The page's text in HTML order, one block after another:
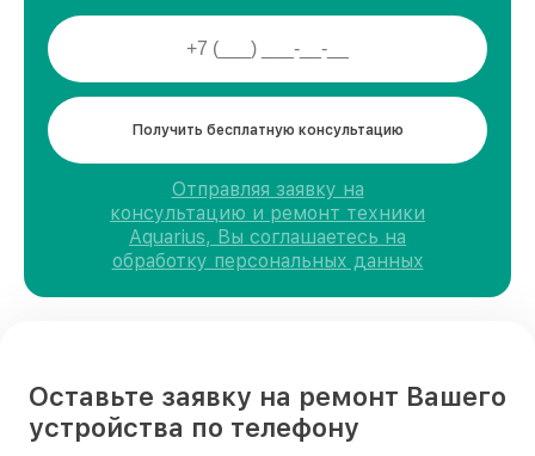
Получить бесплатную консультацию
Отправляя заявку на
консультацию и ремонт техники
Aquarius, Вы соглашаетесь на
обработку персональных данных
Оставьте заявку на ремонт Вашего
устройства по телефону